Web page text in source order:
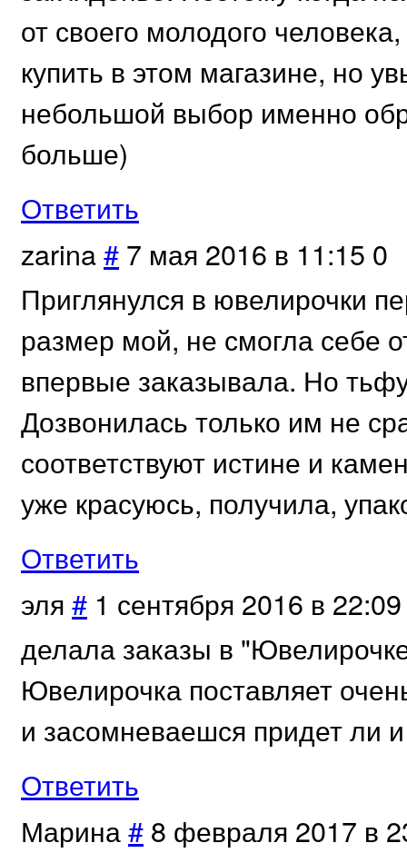
от своего молодого
купить в этом магазине, но
небольшой выбор именно
больше)
Ответить
zarina# 7 мая 2016 в 11:15 0
Приглянулся в ювелирочки
размер мой, не смогла себе
впервые заказывала. Но
Дозвонилась только им не
соответствуют истине и
уже красуюсь, получила,
Ответить
эля # 1 сентября 2016 в 22:09
делала заказы в
Ювелирочка поставляет
и засомневаешся придет ли
Ответить
Марина# 8 февраля 2017 в